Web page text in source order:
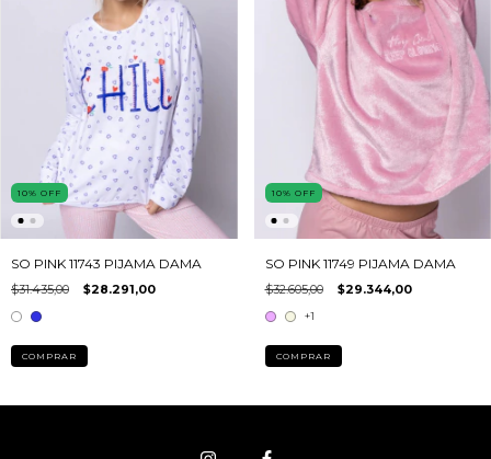
10% OFF
SO PINK 11743 PIJAMA DAMA
$31.435,00 $28.291,00
COMPRAR
10% OFF
SO PINK 11749 PIJAMA DAMA
$32.605,00 $29.344,00
+1
COMPRAR